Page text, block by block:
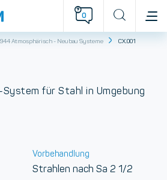
0
Atmosphärisch - Neubau Systeme CX.001
für Stahl in Umgebung
Vorbehandlung
Strahlen nach Sa 2 1/2